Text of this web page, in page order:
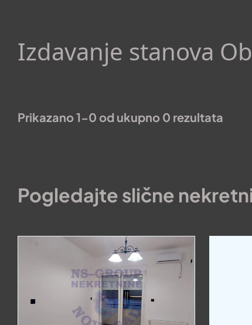
Izdavanje stanova
Prikazano 1-0 od ukupno 0 rezultata
Pogledajte slične